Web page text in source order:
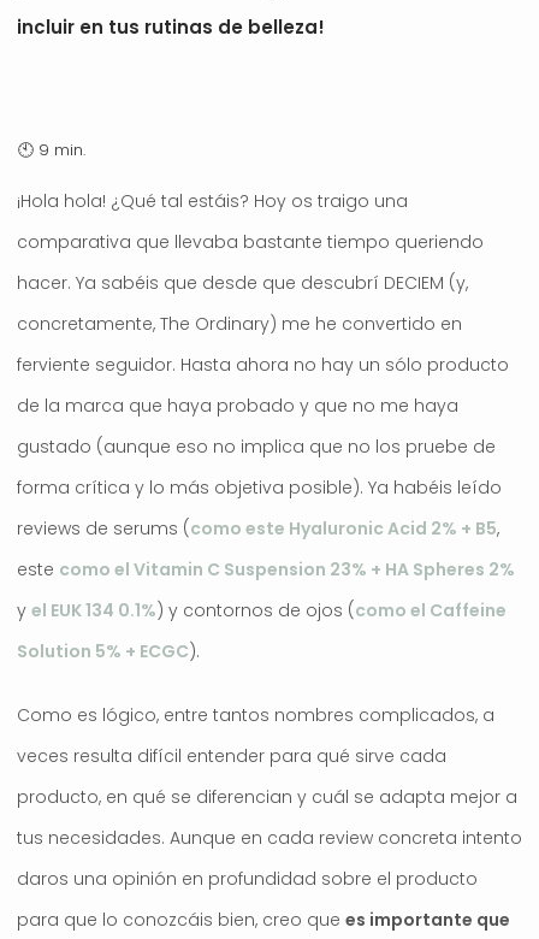
incluir en tus rutinas de belleza!
¡Hola hola! ¿Qué tal estáis? Hoy os traigo una
comparativa que llevaba bastante tiempo queriendo
hacer. Ya sabéis que desde que descubrí DECIEM (y,
concretamente, The Ordinary) me he convertido en
ferviente seguidor. Hasta ahora no hay un sólo producto
de la marca que haya probado y que no me haya
gustado (aunque eso no implica que no los pruebe de
forma crítica y lo más objetiva posible). Ya habéis leído
reviews de serums (como este Hyaluronic Acid 2% + B5,
este como el Vitamin C Suspension 23% + HA Spheres 2%
y el EUK 134 0.1%) y contornos de ojos (como el Caffeine
Solution 5% + ECGC).
Como es lógico, entre tantos nombres complicados, a
veces resulta difícil entender para qué sirve cada
producto, en qué se diferencian y cuál se adapta mejor a
tus necesidades. Aunque en cada review concreta intento
daros una opinión en profundidad sobre el producto
para que lo conozcáis bien, creo que es importante que